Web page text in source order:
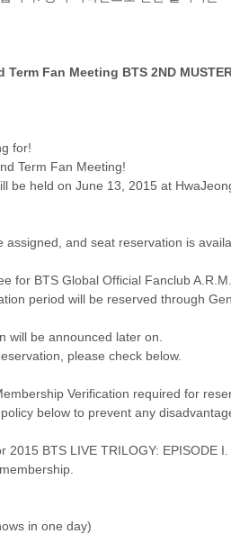
Fan Meeting BTS 2ND
for!
Term Fan Meeting!
be held on June 13, 2015 at
and seat reservation is
for BTS Global Official Fanclub
period will be reserved through
will be announced later on.
please check below.
Verification required for
below to prevent any
BTS LIVE TRILOGY: EPISODE I.
in one day)